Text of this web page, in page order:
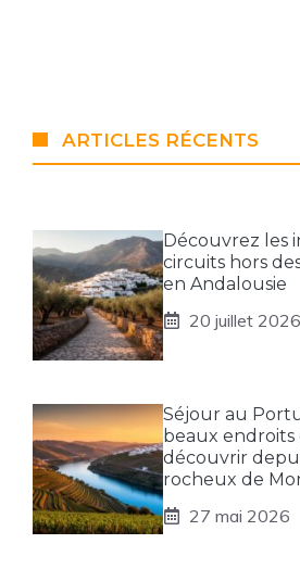
ARTICLES RÉCENTS
Découvrez les
circuits hors
en Andalousie
20 juillet 2026
Séjour au
beaux
découvrir
rocheux de
27 mai 2026